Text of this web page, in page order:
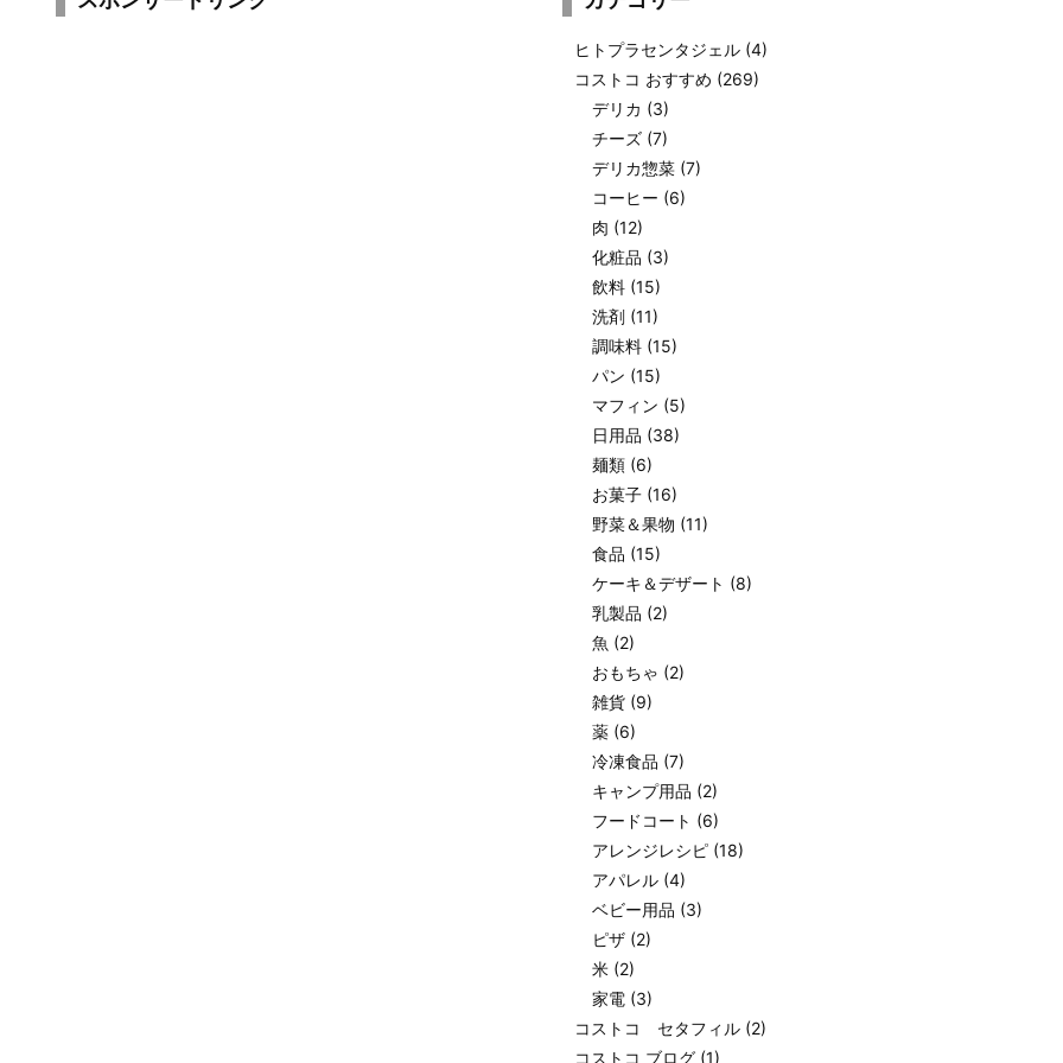
ヒトプラセンタジェル (4)
コストコ おすすめ (269)
デリカ (3)
チーズ (7)
デリカ惣菜 (7)
コーヒー (6)
肉 (12)
化粧品 (3)
飲料 (15)
洗剤 (11)
調味料 (15)
パン (15)
マフィン (5)
日用品 (38)
麺類 (6)
お菓子 (16)
野菜＆果物 (11)
食品 (15)
ケーキ＆デザート (8)
乳製品 (2)
魚 (2)
おもちゃ (2)
雑貨 (9)
薬 (6)
冷凍食品 (7)
キャンプ用品 (2)
フードコート (6)
アレンジレシピ (18)
アパレル (4)
ベビー用品 (3)
ピザ (2)
米 (2)
家電 (3)
コストコ セタフィル (2)
コストコ ブログ (1)